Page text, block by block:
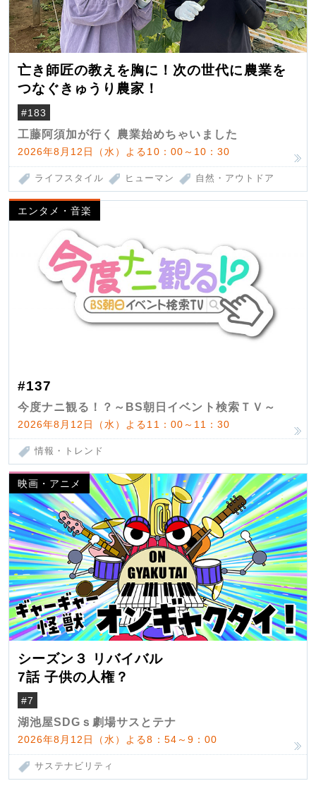
亡き師匠の教えを胸に！次の世代に農業を
つなぐきゅうり農家！
#183
工藤阿須加が行く 農業始めちゃいました
2026年8月12日（水）よる10：00～10：30
ライフスタイル ヒューマン 自然・アウトドア
エンタメ・音楽
#137
今度ナニ観る！？～BS朝日イベント検索ＴＶ～
2026年8月12日（水）よる11：00～11：30
情報・トレンド
映画・アニメ
シーズン３ リバイバル
7話 子供の人権？
#7
湖池屋SDGｓ劇場サスとテナ
2026年8月12日（水）よる8：54～9：00
サステナビリティ